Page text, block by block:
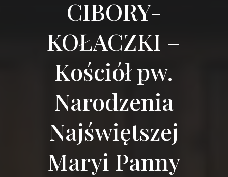
CIBORY-
KOŁACZKI –
Kościół pw.
Narodzenia
Najświętszej
Maryi Panny